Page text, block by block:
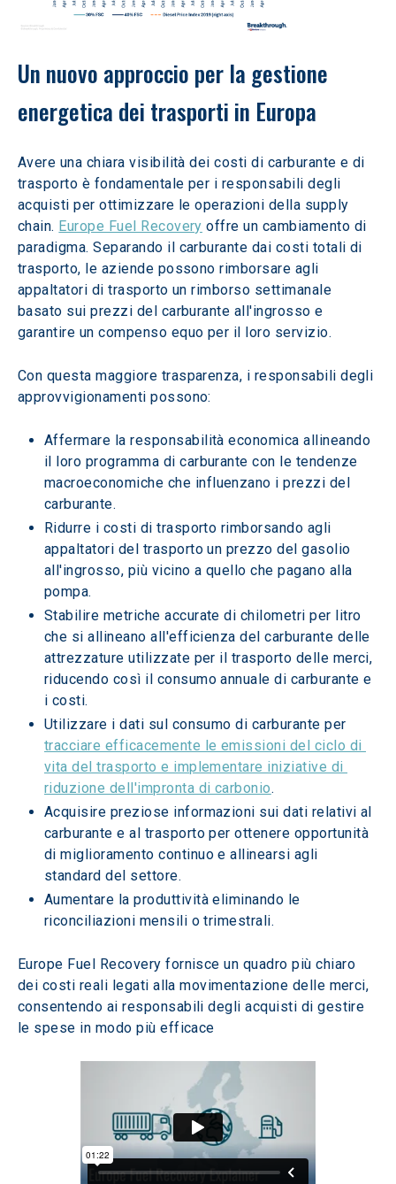
Un nuovo approccio per la gestione
energetica dei trasporti in Europa
Avere una chiara visibilità dei costi di carburante e di
trasporto è fondamentale per i responsabili degli
acquisti per ottimizzare le operazioni della supply
chain. Europe Fuel Recovery offre un cambiamento di
paradigma. Separando il carburante dai costi totali di
trasporto, le aziende possono rimborsare agli
appaltatori di trasporto un rimborso settimanale
basato sui prezzi del carburante all'ingrosso e
garantire un compenso equo per il loro servizio.
Con questa maggiore trasparenza, i responsabili degli
approvvigionamenti possono:
Affermare la responsabilità economica allineando
il loro programma di carburante con le tendenze
macroeconomiche che influenzano i prezzi del
carburante.
Ridurre i costi di trasporto rimborsando agli
appaltatori del trasporto un prezzo del gasolio
all'ingrosso, più vicino a quello che pagano alla
pompa.
Stabilire metriche accurate di chilometri per litro
che si allineano all'efficienza del carburante delle
attrezzature utilizzate per il trasporto delle merci,
riducendo così il consumo annuale di carburante e
i costi.
Utilizzare i dati sul consumo di carburante per
tracciare efficacemente le emissioni del ciclo di
vita del trasporto e implementare iniziative di
riduzione dell'impronta di carbonio.
Acquisire preziose informazioni sui dati relativi al
carburante e al trasporto per ottenere opportunità
di miglioramento continuo e allinearsi agli
standard del settore.
Aumentare la produttività eliminando le
riconciliazioni mensili o trimestrali.
Europe Fuel Recovery fornisce un quadro più chiaro
dei costi reali legati alla movimentazione delle merci,
consentendo ai responsabili degli acquisti di gestire
le spese in modo più efficace